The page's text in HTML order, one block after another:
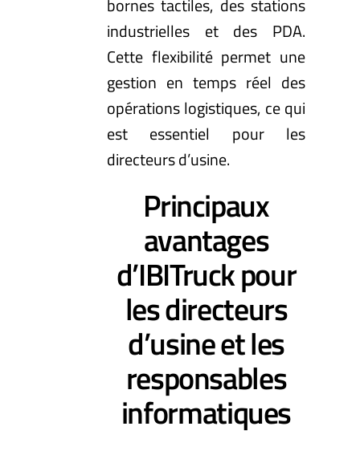
bornes tactiles, des stations
industrielles et des PDA.
Cette flexibilité permet une
gestion en temps réel des
opérations logistiques, ce qui
est essentiel pour les
directeurs d’usine.
Principaux
avantages
d’IBITruck pour
les directeurs
d’usine et les
responsables
informatiques